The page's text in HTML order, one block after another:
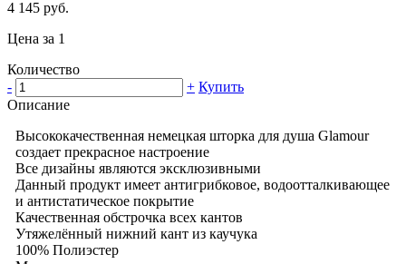
4 145 руб.
Цена за 1
Количество
-
+ Купить
Описание
Высококачественная немецкая шторка для душа Glamour
создает прекрасное настроение
Все дизайны являются эксклюзивными
Данный продукт имеет антигрибковое, водоотталкивающее
и антистатическое покрытие
Качественная обстрочка всех кантов
Утяжелённый нижний кант из каучука
100% Полиэстер